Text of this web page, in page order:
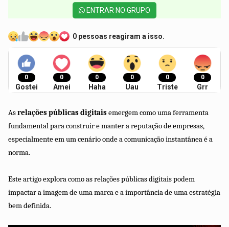
ENTRAR NO GRUPO
0 pessoas reagiram a isso.
0
Gostei
0
Amei
0
Haha
0
Uau
0
Triste
0
Grr
Asrelações públicas digitaisemergem como uma ferramenta
fundamental para construir e manter a reputação de empresas,
especialmente em um cenário onde a comunicação instantânea é a
norma.
Este artigo explora como as relações públicas digitais podem
impactar a imagem de uma marca e a importância de uma estratégia
bem definida.